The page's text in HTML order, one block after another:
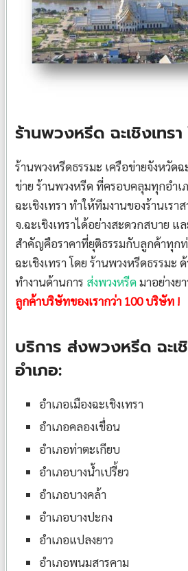
ร้านพวงหรีด ฉะเชิงเทร
ร้านพวงหรีดธรรมะ เครือข่ายจังหวัดฉ
ข่าย ร้านพวงหรีด ที่ครอบคลุมทุกอำเ
ฉะเชิงเทรา ทำให้ทีมงานของร้านเรา
จ.ฉะเชิงเทราได้อย่างสะดวกสบาย แ
สำคัญคือราคาที่ยุติธรรมกับลูกค้าทุก
ฉะเชิงเทรา โดย ร้านพวงหรีดธรรมะ
ทำงานด้านการ ส่งพวงหรีดมาอย่างย
ลูกค้าบริษัทของเรากว่า 100 บริษัท !
บริการ ส่งพวงหรีด ฉะเ
อำเภอ:
อำเภอเมืองฉะเชิงเทรา
อำเภอคลองเขื่อน
อำเภอท่าตะเกียบ
อำเภอบางน้ำเปรี้ยว
อำเภอบางคล้า
อำเภอบางปะกง
อำเภอแปลงยาว
อำเภอพนมสารคาม